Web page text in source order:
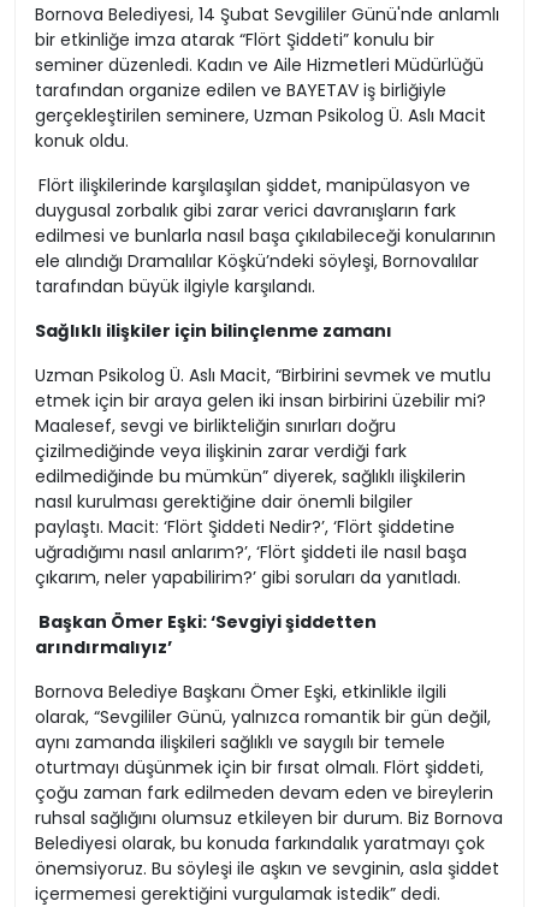
Bornova Belediyesi, 14 Şubat Sevgililer Günü'nde anlamlı
bir etkinliğe imza atarak “Flört Şiddeti” konulu bir
seminer düzenledi. Kadın ve Aile Hizmetleri Müdürlüğü
tarafından organize edilen ve BAYETAV iş birliğiyle
gerçekleştirilen seminere, Uzman Psikolog Ü. Aslı Macit
konuk oldu.
Flört ilişkilerinde karşılaşılan şiddet, manipülasyon ve
duygusal zorbalık gibi zarar verici davranışların fark
edilmesi ve bunlarla nasıl başa çıkılabileceği konularının
ele alındığı Dramalılar Köşkü’ndeki söyleşi, Bornovalılar
tarafından büyük ilgiyle karşılandı.
Sağlıklı ilişkiler için bilinçlenme zamanı
Uzman Psikolog Ü. Aslı Macit, “Birbirini sevmek ve mutlu
etmek için bir araya gelen iki insan birbirini üzebilir mi?
Maalesef, sevgi ve birlikteliğin sınırları doğru
çizilmediğinde veya ilişkinin zarar verdiği fark
edilmediğinde bu mümkün” diyerek, sağlıklı ilişkilerin
nasıl kurulması gerektiğine dair önemli bilgiler
paylaştı. Macit: ‘Flört Şiddeti Nedir?’, ‘Flört şiddetine
uğradığımı nasıl anlarım?’, ‘Flört şiddeti ile nasıl başa
çıkarım, neler yapabilirim?’ gibi soruları da yanıtladı.
Başkan Ömer Eşki: ‘Sevgiyi şiddetten
arındırmalıyız’
Bornova Belediye Başkanı Ömer Eşki, etkinlikle ilgili
olarak, “Sevgililer Günü, yalnızca romantik bir gün değil,
aynı zamanda ilişkileri sağlıklı ve saygılı bir temele
oturtmayı düşünmek için bir fırsat olmalı. Flört şiddeti,
çoğu zaman fark edilmeden devam eden ve bireylerin
ruhsal sağlığını olumsuz etkileyen bir durum. Biz Bornova
Belediyesi olarak, bu konuda farkındalık yaratmayı çok
önemsiyoruz. Bu söyleşi ile aşkın ve sevginin, asla şiddet
içermemesi gerektiğini vurgulamak istedik” dedi.